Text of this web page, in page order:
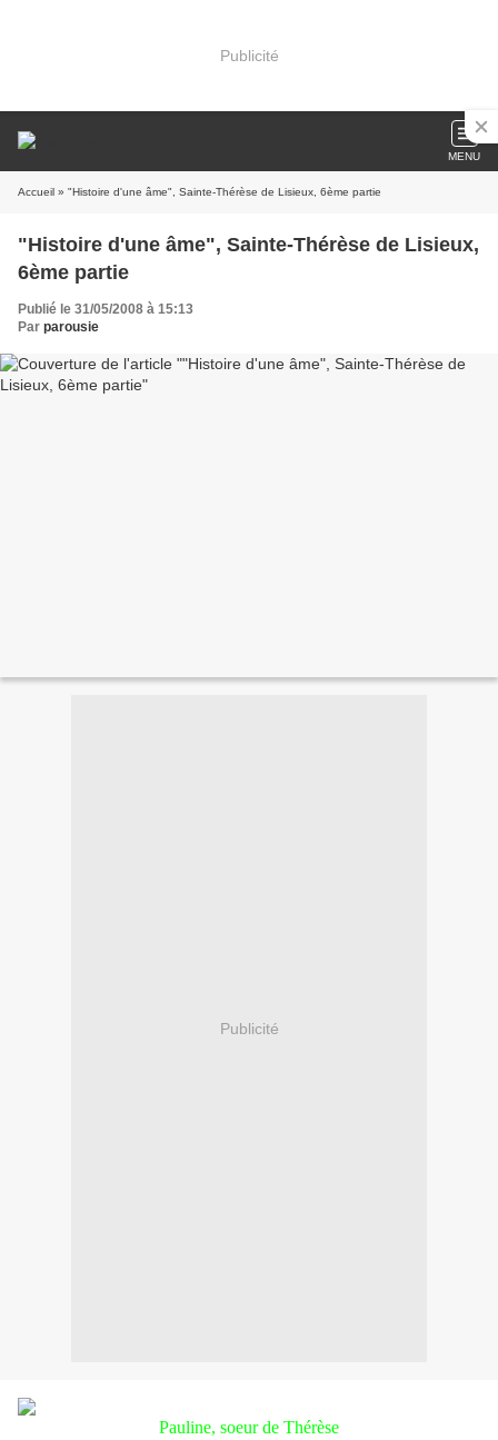
Publicité
MENU
Accueil » "Histoire d'une âme", Sainte-Thérèse de Lisieux, 6ème partie
"Histoire d'une âme", Sainte-Thérèse de Lisieux,
6ème partie
Publié le 31/05/2008 à 15:13
Par parousie
Publicité
Pauline, soeur de Thérèse